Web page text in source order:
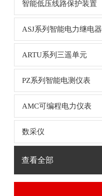
智能低压线路保护装置
ASJ系列智能电力继电器
ARTU系列三遥单元
PZ系列智能电测仪表
AMC可编程电力仪表
数采仪
查看全部